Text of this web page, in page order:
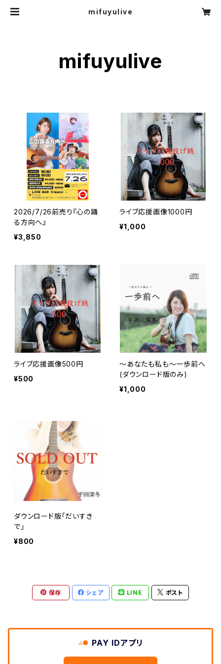
mifuyulive
mifuyulive
2026/7/26前売り『心の踊
る方向へ』
¥3,850
ライブ応援画像1000円
¥1,000
ライブ応援画像500円
¥500
〜あなたも私も〜一歩前へ
(ダウンロード版のみ)
¥1,000
ダウンロード版「だいすき
で」
¥800
保存 シェア LINE ポスト
PAY IDアプリ